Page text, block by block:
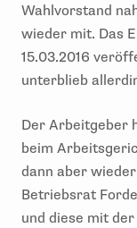
Wahlvorstand
wieder mit. Das
15.03.2016
unterblieb
Der Arbeitgeber
beim
dann aber
Betriebsrat
und diese mit